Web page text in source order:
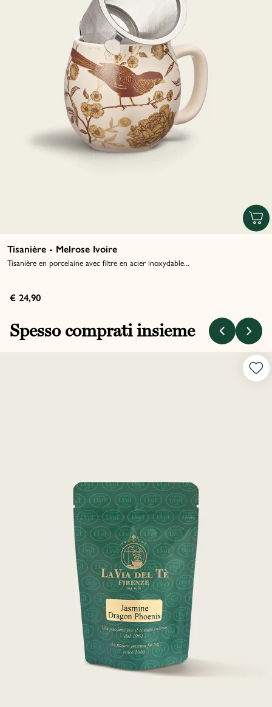
Tisanière - Melrose Ivoire
Tisanière en porcelaine avec filtre en acier inoxydable...
€ 24,90
Spesso comprati insieme